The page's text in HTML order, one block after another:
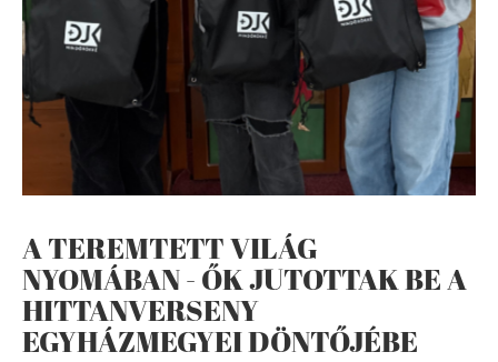
A TEREMTETT VILÁG
NYOMÁBAN - ŐK JUTOTTAK BE A
HITTANVERSENY
EGYHÁZMEGYEI DÖNTŐJÉBE